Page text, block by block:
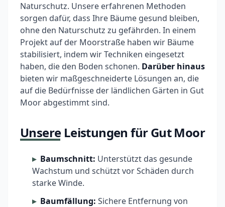
Naturschutz. Unsere erfahrenen Methoden
sorgen dafür, dass Ihre Bäume gesund bleiben,
ohne den Naturschutz zu gefährden. In einem
Projekt auf der Moorstraße haben wir Bäume
stabilisiert, indem wir Techniken eingesetzt
haben, die den Boden schonen. Darüber hinaus
bieten wir maßgeschneiderte Lösungen an, die
auf die Bedürfnisse der ländlichen Gärten in Gut
Moor abgestimmt sind.
Unsere Leistungen für Gut Moor
Baumschnitt: Unterstützt das gesunde
Wachstum und schützt vor Schäden durch
starke Winde.
Baumfällung: Sichere Entfernung von